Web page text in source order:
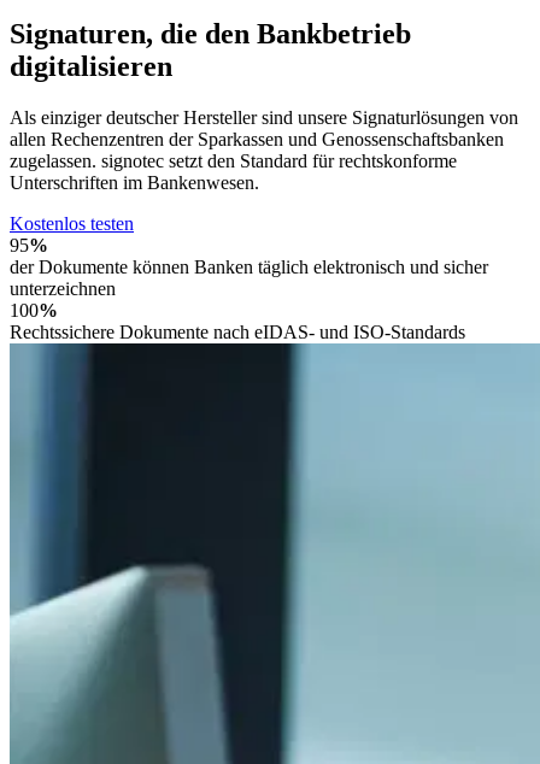
Signaturen, die den Bankbetrieb
digitalisieren
Als einziger deutscher Hersteller sind unsere Signaturlösungen von
allen Rechenzentren der Sparkassen und Genossenschaftsbanken
zugelassen. signotec setzt den Standard für rechtskonforme
Unterschriften im Bankenwesen.
Kostenlos testen
95%
der Dokumente können Banken täglich elektronisch und sicher
unterzeichnen
100%
Rechtssichere Dokumente nach eIDAS- und ISO-Standards